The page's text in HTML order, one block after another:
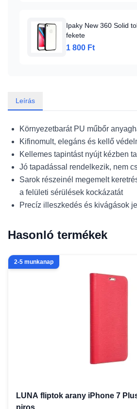
Ipaky New 360 Solid
fekete
1 800 Ft
Leírás
Környezetbarát PU műbőr
Kifinomult, elegáns és kellő
Kellemes tapintást nyújt kézben
Jó tapadással rendelkezik, nem
Sarok részeinél megemelt
a felületi sérülések kockázatát
Precíz illeszkedés és kivágások
Hasonló termékek
2-5 munkanap
LUNA fliptok arany iPhone 7
piros